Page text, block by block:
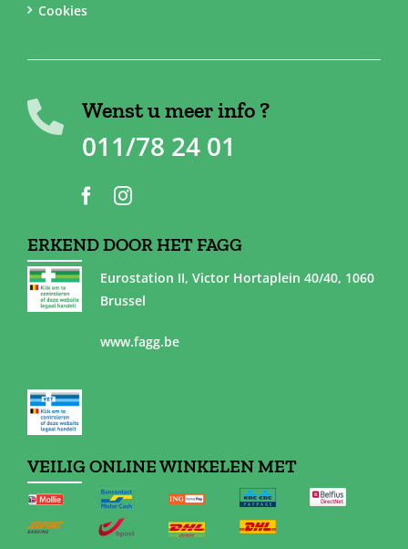
Cookies
Wenst u meer info ?
011/78 24 01
ERKEND DOOR HET FAGG
Eurostation II, Victor Hortaplein 40/40, 1060
Brussel
www.fagg.be
VEILIG ONLINE WINKELEN MET